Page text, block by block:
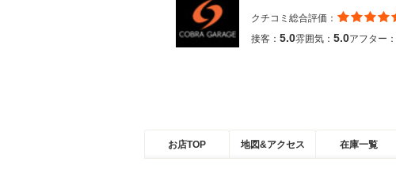
クチコミ総合評価：
接客： 5.0雰囲気： 5.0アフター：
お店TOP 地図&アクセス 在庫一覧